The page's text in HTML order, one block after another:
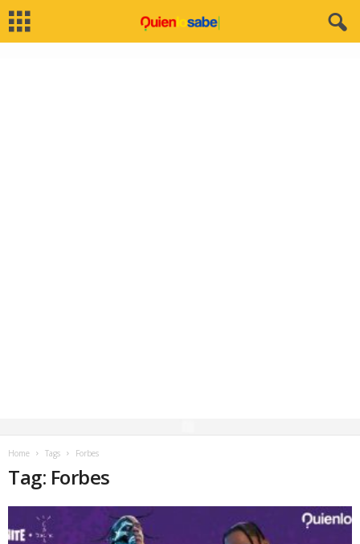
Home Tags Forbes
Tag: Forbes